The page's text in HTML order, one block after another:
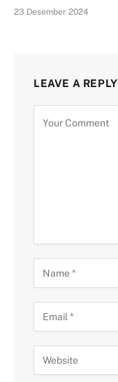
23 Desember 2024
LEAVE A REPLY